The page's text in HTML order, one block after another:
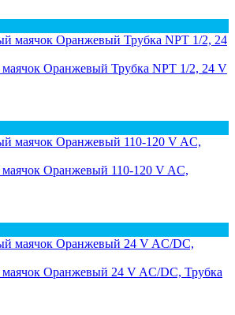
Оранжевый Трубка NPT 1/2, 24 V
Оранжевый 110-120 V AC,
Оранжевый 24 V AC/DC, Трубка